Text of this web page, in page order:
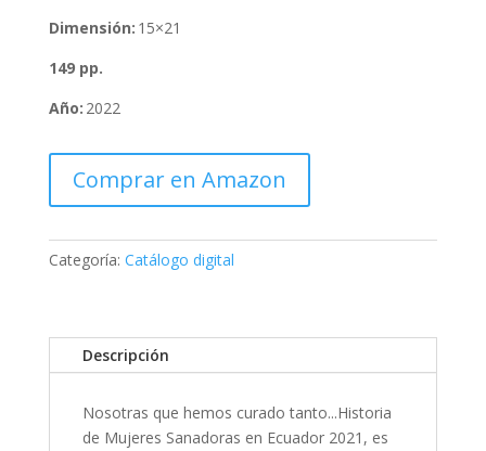
Dimensión: 15×21
149 pp.
Año: 2022
Comprar en Amazon
Categoría: Catálogo digital
Descripción
Nosotras que hemos curado tanto...Historia
de Mujeres Sanadoras en Ecuador 2021, es